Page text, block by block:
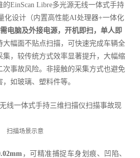
EinScan Libre多光源无线一体式手持
化设计（内置高性能AI处理器+一体化
电脑及外接电源，开机即扫，单人即
大幅面不贴点扫描，可快速完成车辆全
集，较传统方式效率显著提升，大幅缩
事故风险。非接触的采集方式也避免
如玻璃、塑料件等。
扫描场景示意
，可精准捕捉车身划痕、凹陷、